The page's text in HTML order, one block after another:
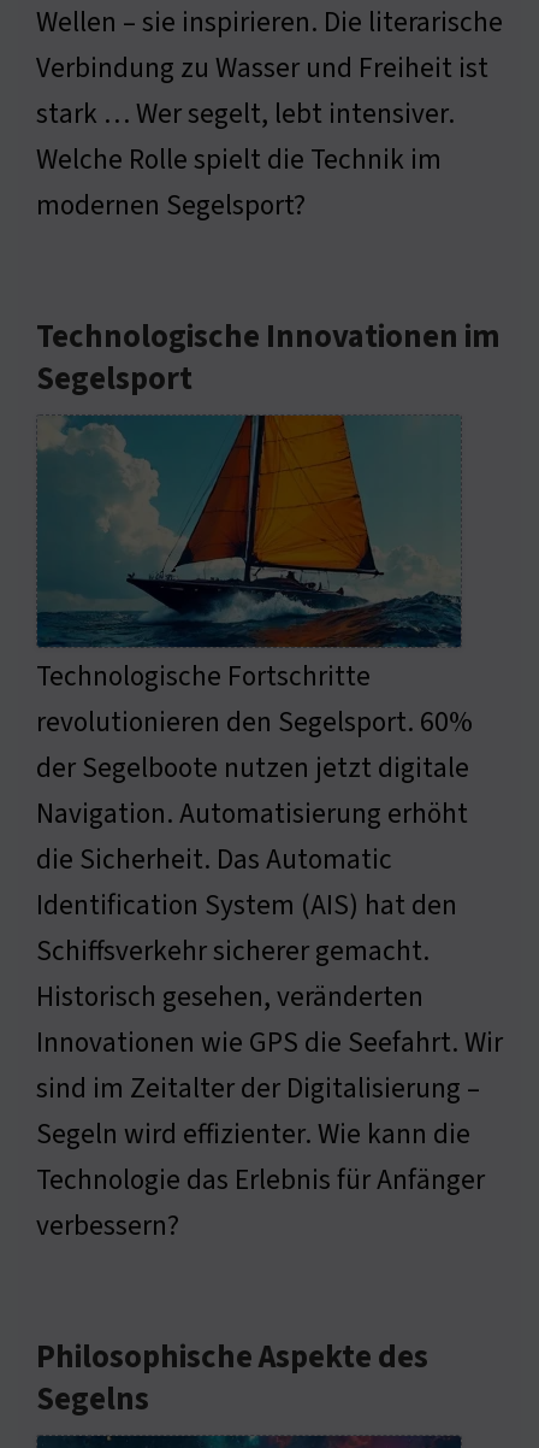
Wellen – sie inspirieren. Die literarische
Verbindung zu Wasser und Freiheit ist
stark … Wer segelt, lebt intensiver.
Welche Rolle spielt die Technik im
modernen Segelsport?
Technologische Innovationen im
Segelsport
Technologische Fortschritte
revolutionieren den Segelsport. 60%
der Segelboote nutzen jetzt digitale
Navigation. Automatisierung erhöht
die Sicherheit. Das Automatic
Identification System (AIS) hat den
Schiffsverkehr sicherer gemacht.
Historisch gesehen, veränderten
Innovationen wie GPS die Seefahrt. Wir
sind im Zeitalter der Digitalisierung –
Segeln wird effizienter. Wie kann die
Technologie das Erlebnis für Anfänger
verbessern?
Philosophische Aspekte des
Segelns